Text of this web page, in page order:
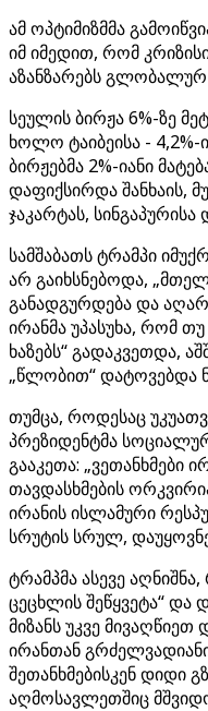
ამ ოპტიმიზმმა
იმ იმედით, რომ
აზანზარებს
სეულის ბირჟა 6%-ზე
ხოლო ტაიბეისა - 4,2%-
ბირჟებმა 2%-იანი
დაფიქსირდა შანხაის,
ჯაკარტას,
სამშაბათს ტრამპი
არ გაიხსნებოდა,
განადგურდება და
ირანმა უპასუხა, რომ
ხაზებს“ გადაკვეთდა,
„წლობით“ დატოვებდა
თუმცა, როდესაც
პრეზიდენტმა
გააკეთა: „ვეთანხმები
თავდასხმების
ირანის ისლამური
სრუტის სრულ,
ტრამპმა ასევე
ცეცხლის შეწყვეტა“ და
მიზანს უკვე
ირანთან
შეთანხმებისკენ დიდი
აღმოსავლეთშიც